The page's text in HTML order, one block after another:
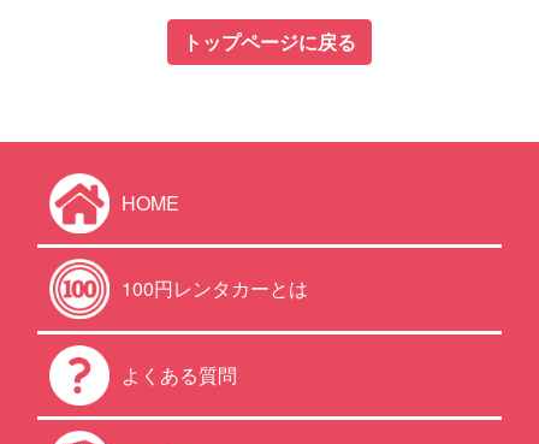
トップページに戻る
HOME
100円レンタカーとは
よくある質問